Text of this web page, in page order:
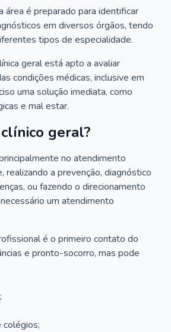
área é preparado para identificar
em diversos órgãos, tendo
tipos de especialidade.
geral está apto a avaliar
condições médicas, inclusive em
uma solução imediata, como
e mal estar.
geral?
no atendimento
realizando a prevenção, diagnóstico
ou fazendo o direcionamento
um atendimento
é o primeiro contato do
e pronto-socorro, mas pode
colégios;